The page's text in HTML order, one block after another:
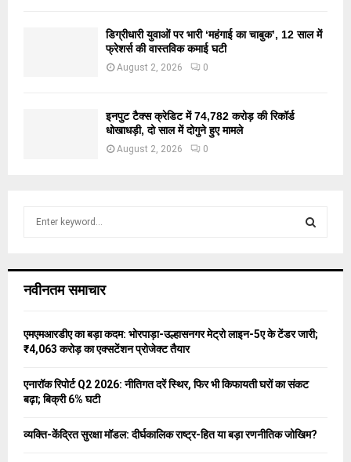
डिग्रीधारी युवाओं पर भारी ‘महंगाई का चाबुक’, 12 साल में
फ्रेशर्स की वास्तविक कमाई घटी
August 2, 2026 0
इनपुट टैक्स क्रेडिट में 74,782 करोड़ की रिकॉर्ड
धोखाधड़ी, दो साल में दोगुने हुए मामले
August 2, 2026 0
h
o
r
C
नवीनतम समाचार
एमएमआरडीए का बड़ा कदम: भोरपाड़ा-उल्हासनगर मेट्रो लाइन-5ए के टेंडर जारी;
₹4,063 करोड़ का एक्सटेंशन प्रोजेक्ट तैयार
एनारॉक रिपोर्ट Q2 2026: नीतिगत दरें स्थिर, फिर भी किफायती घरों का संकट
बढ़ा; बिक्री 6% घटी
व्यक्ति-केंद्रित सुरक्षा मॉडल: दीर्घकालिक राष्ट्र-हित या बड़ा रणनीतिक जोखिम?